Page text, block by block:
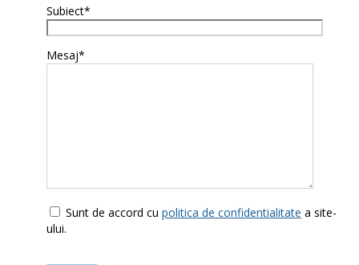
Subiect*
Mesaj*
Sunt de accord cu politica de confidentialitate a site-
ului.